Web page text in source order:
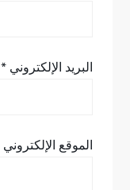
البريد الإلكتروني*
الموقع الإلكتروني